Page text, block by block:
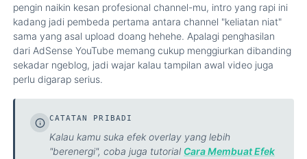
pengin naikin kesan profesional channel-mu, intro yang rapi ini
kadang jadi pembeda pertama antara channel "keliatan niat"
sama yang asal upload doang hehehe. Apalagi penghasilan
dari AdSense YouTube memang cukup menggiurkan dibanding
sekadar ngeblog, jadi wajar kalau tampilan awal video juga
perlu digarap serius.
CATATAN PRIBADI
Kalau kamu suka efek overlay yang lebih
"berenergi", coba juga tutorial Cara Membuat Efek